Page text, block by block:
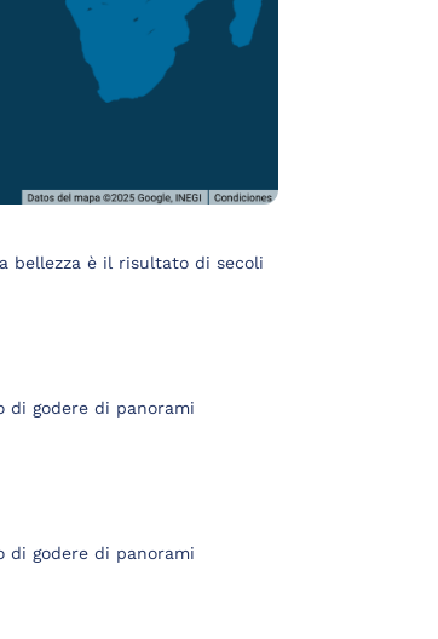
bellezza è il risultato di secoli
di godere di panorami
di godere di panorami